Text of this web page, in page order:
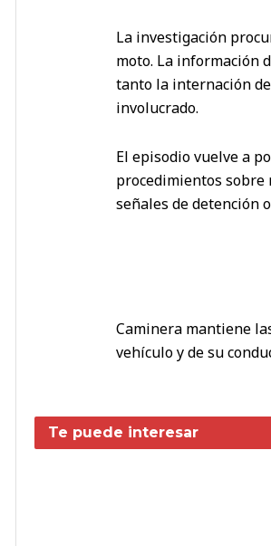
La investigación
moto. La información
tanto la internación
involucrado.
El episodio vuelve a
procedimientos sobre
señales de detención
Caminera mantiene
vehículo y de su
Te puede interesar